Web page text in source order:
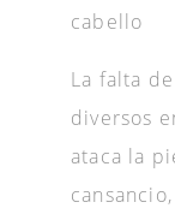
cabello
La falta
diversos
ataca la